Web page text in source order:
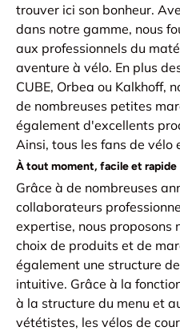
trouver ici son bonheur.
dans notre gamme, nous
aux professionnels du
aventure à vélo. En plus
CUBE, Orbea ou Kalkhoff,
de nombreuses petites
également d'excellents
Ainsi, tous les fans de vélo
À tout moment, facile et rapide
Grâce à de nombreuses
collaborateurs
expertise, nous proposons
choix de produits et de
également une structure
intuitive. Grâce à la
à la structure du menu et
vététistes, les vélos de